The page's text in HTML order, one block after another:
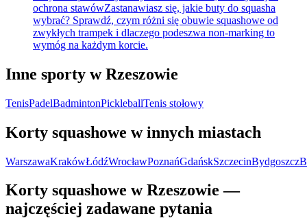
ochrona stawówZastanawiasz się, jakie buty do squasha
wybrać? Sprawdź, czym różni się obuwie squashowe od
zwykłych trampek i dlaczego podeszwa non-marking to
wymóg na każdym korcie.
Inne sporty w Rzeszowie
TenisPadelBadmintonPickleballTenis stołowy
Korty squashowe w innych miastach
WarszawaKrakówŁódźWrocławPoznańGdańskSzczecinBydgoszcz
Korty squashowe w Rzeszowie —
najczęściej zadawane pytania